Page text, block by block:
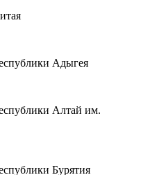
Адыгея
Алтай им.
Бурятия